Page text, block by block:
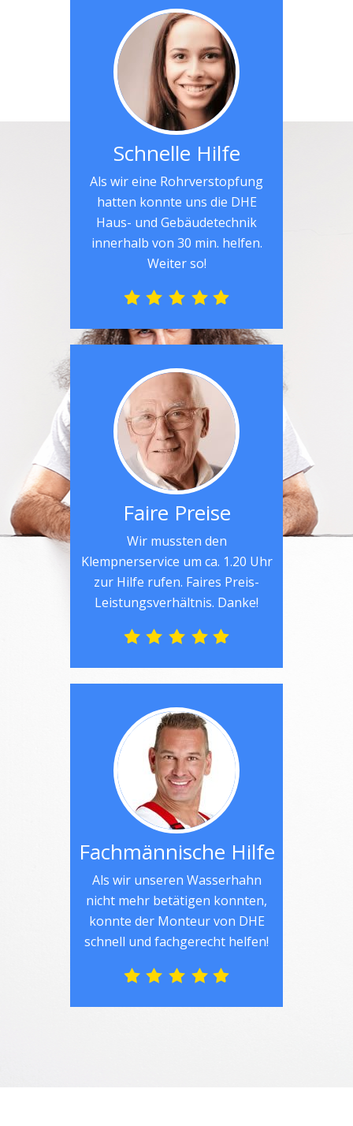
Schnelle Hilfe
Als wir eine Rohrverstopfung
hatten konnte uns die DHE
Haus- und Gebäudetechnik
innerhalb von 30 min. helfen.
Weiter so!
Faire Preise
Wir mussten den
Klempnerservice um ca. 1.20 Uhr
zur Hilfe rufen. Faires Preis-
Leistungsverhältnis. Danke!
Fachmännische Hilfe
Als wir unseren Wasserhahn
nicht mehr betätigen konnten,
konnte der Monteur von DHE
schnell und fachgerecht helfen!